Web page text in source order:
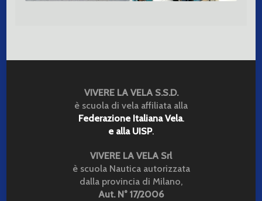
VIVERE LA VELA S.S.D.
è scuola di vela affiliata alla
Federazione Italiana Vela.
e alla UISP.
VIVERE LA VELA Srl
è scuola Nautica autorizzata
dalla provincia di Milano,
Aut. N° 17/2006